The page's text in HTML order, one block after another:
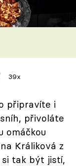
39x
připravíte i
přivoláte
omáčkou
Králiková z
si tak být jistí,